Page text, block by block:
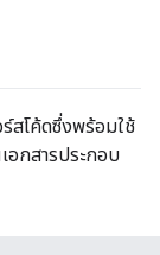
สโค้ดซึ่งพร้อมใช้
อกสารประกอบ